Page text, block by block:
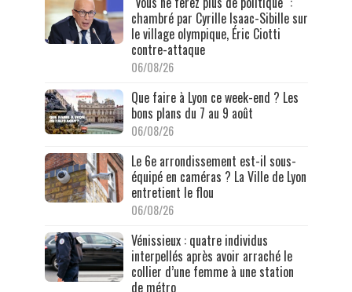
chambré par Cyrille Isaac-Sibille sur
le village olympique, Éric Ciotti
contre-attaque
06/08/26
Que faire à Lyon ce week-end ? Les
bons plans du 7 au 9 août
06/08/26
Le 6e arrondissement est-il sous-
équipé en caméras ? La Ville de Lyon
entretient le flou
06/08/26
Vénissieux : quatre individus
interpellés après avoir arraché le
collier d’une femme à une station
de métro